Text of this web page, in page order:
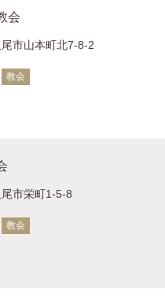
会
市山本町北7-8-2
教会
市栄町1-5-8
教会